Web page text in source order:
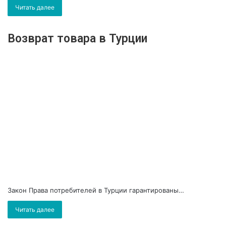
Читать далее
Возврат товара в Турции
Закон Права потребителей в Турции гарантированы…
Читать далее